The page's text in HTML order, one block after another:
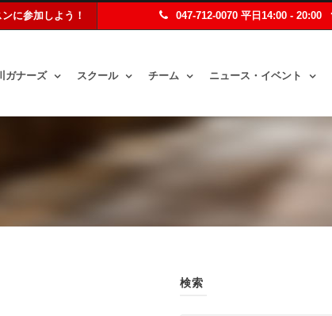
に参加しよう！ 047-712-0070 平日14:00 - 20:00
ガナーズ スクール チーム ニュース・イベント
検索